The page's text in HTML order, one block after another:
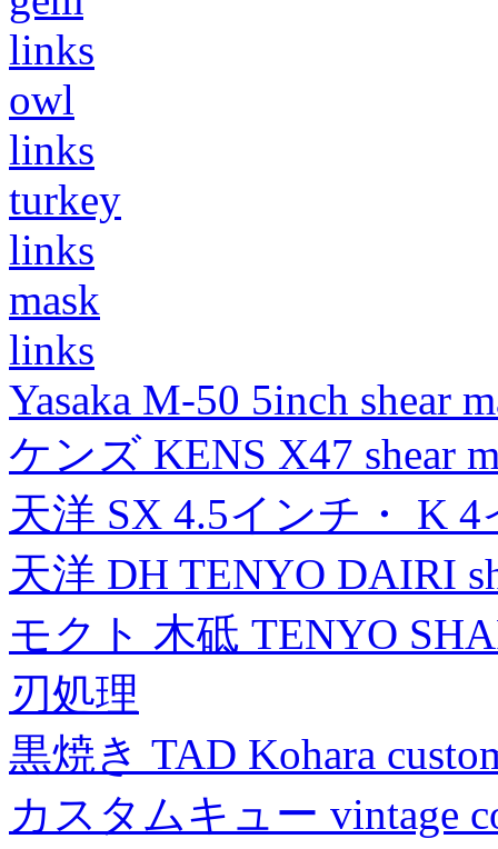
links
owl
links
turkey
links
mask
links
Yasaka M-50 5inch shear
ケンズ KENS X47 shear
天洋 SX 4.5インチ・ K
天洋 DH TENYO DAIRI
モクト 木砥 TENYO
刃処理
黒焼き TAD Kohara
カスタムキュー vintage